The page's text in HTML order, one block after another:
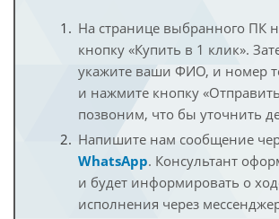
На странице выбранного ПК
кнопку «Купить в 1 клик».
укажите ваши ФИО, и номер
и нажмите кнопку
позвоним, что бы уточнить
Напишите нам сообщение
WhatsApp. Консультант
и будет информировать о
исполнения через